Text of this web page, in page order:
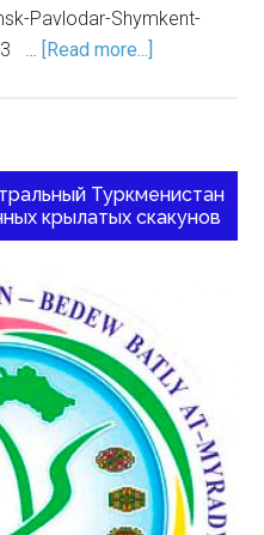
Pavlodar-Shymkent-
… [Read more...]
Туркменистан
крылатых скакунов